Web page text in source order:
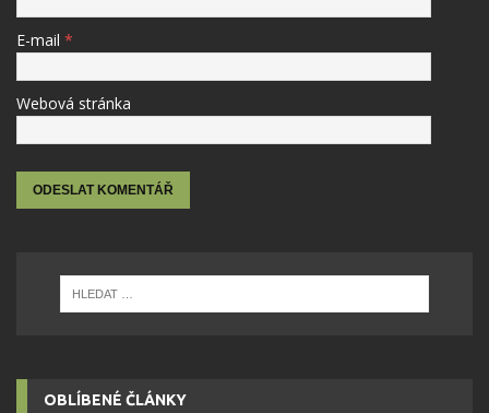
E-mail *
Webová stránka
OBLÍBENÉ ČLÁNKY